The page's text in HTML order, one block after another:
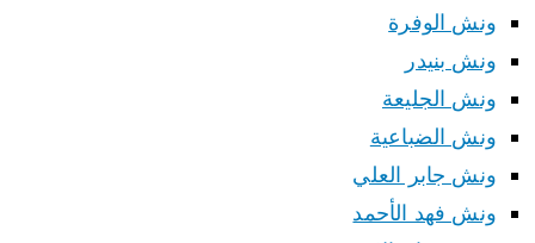
ونش الوفرة
ونش بنيدر
ونش الجليعة
ونش الضباعية
ونش جابر العلي
ونش فهد الأحمد